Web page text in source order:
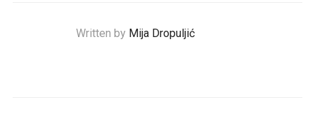
Written by Mija Dropuljić